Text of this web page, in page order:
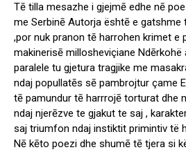
Tē tilla mesazhe i gjejmē edhe nē
me Serbinē Autorja ështē e gatshme
,por nuk pranon tē harrohen krimet e
makinerisē millosheviçiane
paralele tu gjetura tragjike me
ndaj popullatēs sē pambrojtur çame
tē pamundur tē harrrojē torturat dhe
ndaj njerēzve te gjakut te saj ,
saj triumfon ndaj instiktit primintiv të
Nē kēto poezi dhe shumē tē tjera si